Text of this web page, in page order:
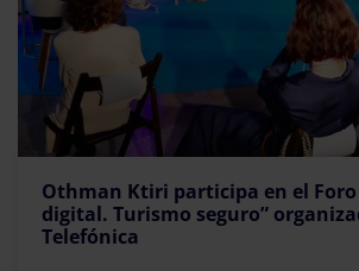
Othman Ktiri participa en el Foro
digital. Turismo seguro”
Telefónica